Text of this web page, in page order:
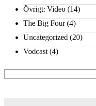
Övrigt: Video (14)
The Big Four(4)
Uncategorized (20)
Vodcast (4)